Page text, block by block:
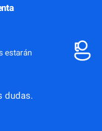
estarán
dudas.